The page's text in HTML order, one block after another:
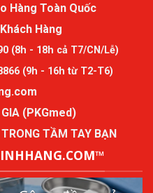
Hàng Toàn Quốc
Hàng
(8h - 18h cả T7/CN/Lễ)
(9h - 16h từ T2-T6)
(PKGmed)
TẦM TAY BẠN